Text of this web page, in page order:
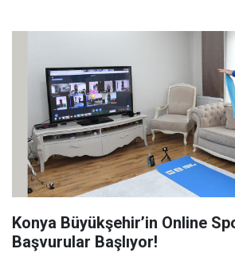
Konya Büyükşehir’in Online
Başvurular Başlıyor!